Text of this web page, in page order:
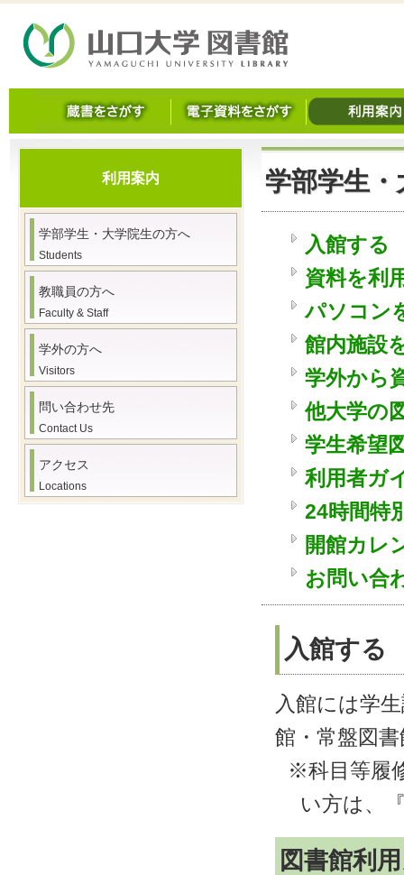
学部学生
入館する
資料を利
パソコン
館内施設
学外から
他大学の
学生希望
利用者ガ
24時間特
開館カレ
お問い合
入館する
入館には学
館・常盤図
※科目等履
い方は、
図書館利
利用案内
学部学生・大学院生の方へ
Students
教職員の方へ
Faculty & Staff
学外の方へ
Visitors
問い合わせ先
Contact Us
アクセス
Locations